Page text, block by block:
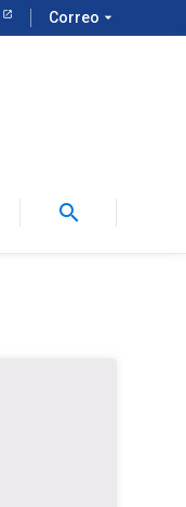
Correo arrow_drop_down
search